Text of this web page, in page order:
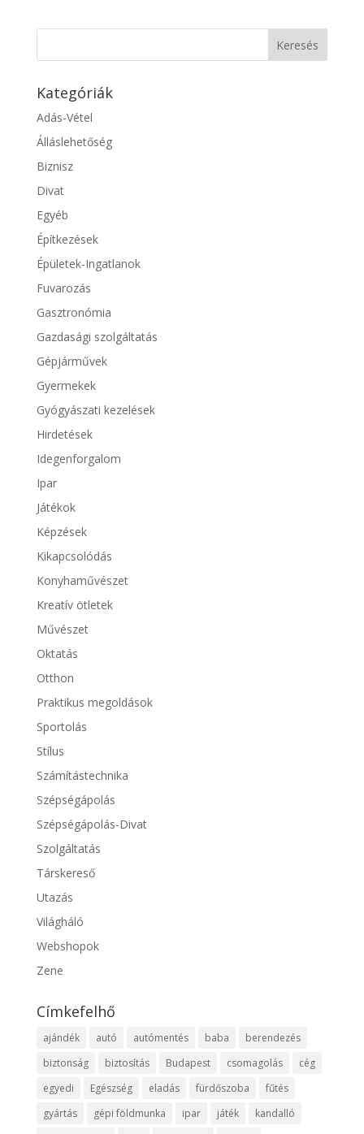
Kategóriák
Adás-Vétel
Álláslehetőség
Biznisz
Divat
Egyéb
Építkezések
Épületek-Ingatlanok
Fuvarozás
Gasztronómia
Gazdasági szolgáltatás
Gépjárművek
Gyermekek
Gyógyászati kezelések
Hirdetések
Idegenforgalom
Ipar
Játékok
Képzések
Kikapcsolódás
Konyhaművészet
Kreatív ötletek
Művészet
Oktatás
Otthon
Praktikus megoldások
Sportolás
Stílus
Számítástechnika
Szépségápolás
Szépségápolás-Divat
Szolgáltatás
Társkereső
Utazás
Világháló
Webshopok
Zene
Címkefelhő
ajándék autó autómentés baba
berendezés
biztonság
biztosítás Budapest csomagolás
cég
egyedi
Egészség eladás fürdőszoba
fűtés
gyártás
gépi földmunka ipar játék
kandalló